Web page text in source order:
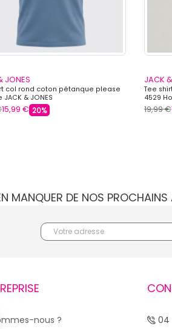
JONES
col rond coton pétanque please
& JONES
15,99 € 20%
JACK
Tee
4529
19,99 €
MANQUER DE NOS
nous ?
04